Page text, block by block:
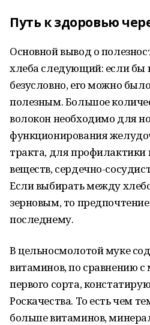
Путь к здоровью
Основной вывод о
хлеба следующий: если бы
безусловно, его можно
полезным. Большое
волокон необходимо для
функционирования
тракта, для
веществ, сердечно-
Если выбирать между
зерновым, то
последнему.
В цельносмолотой муке
витаминов, по сравнению
первого сорта,
Роскачества. То есть чем
больше витаминов,